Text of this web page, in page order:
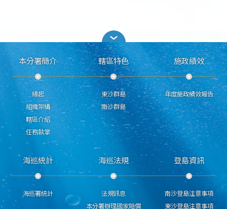
本分署簡介
緣起
組織架構
轄區介紹
任務執掌
轄區特色
東沙群島
南沙群島
施政績效
年度施政績效報告
海巡統計
海巡署統計
海巡法規
法規訊息
本分署辦理國家賠償
登島資訊
南沙登島注意事項
東沙登島注意事項